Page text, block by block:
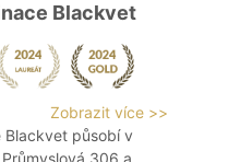
Blackvet
Zobrazit více >>
Blackvet působí v
306 a